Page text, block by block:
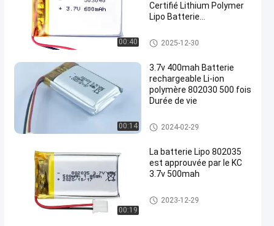
00:40
Certifié Lithium Polymer
Lipo Batterie
Paquet de batterie rechargeabl
e
2025-12-30
00:14
3.7v 400mah Batterie
rechargeable Li-ion
polymère 802030 500 fois
Durée de vie
Paquet de batterie de polymère
de lithium
2024-02-29
00:19
La batterie Lipo 802035
est approuvée par le KC
3.7v 500mah
Paquet de batterie de polymère
de lithium
2023-12-29